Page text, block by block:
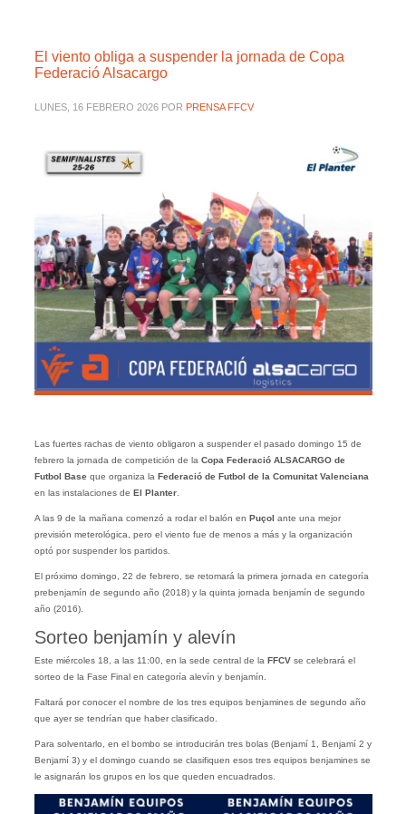
El viento obliga a suspender la jornada de Copa
Federació Alsacargo
LUNES, 16 FEBRERO 2026 POR PRENSA FFCV
Las fuertes rachas de viento obligaron a suspender el pasado domingo 15 de
febrero la jornada de competición de la Copa Federació ALSACARGO de
Futbol Baseque organiza la Federació de Futbol de la Comunitat Valenciana
en las instalaciones de El Planter.
A las 9 de la mañana comenzó a rodar el balón en Puçol ante una mejor
previsión meterológica, pero el viento fue de menos a más y la organización
optó por suspender los partidos.
El próximo domingo, 22 de febrero, se retomará la primera jornada en categoría
prebenjamín de segundo año (2018) y la quinta jornada benjamín de segundo
año (2016).
Sorteo benjamín y alevín
Este miércoles 18, a las 11:00, en la sede central de la FFCVse celebrará el
sorteo de la Fase Final en categoría alevín y benjamín.
Faltará por conocer el nombre de los tres equipos benjamines de segundo año
que ayer se tendrían que haber clasificado.
Para solventarlo, en el bombo se introducirán tres bolas (Benjamí 1, Benjamí 2 y
Benjamí 3) y el domingo cuando se clasifiquen esos tres equipos benjamines se
le asignarán los grupos en los que queden encuadrados.